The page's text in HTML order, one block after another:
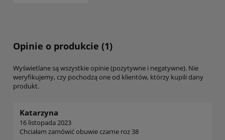
Opinie o produkcie (1)
Wyświetlane są wszystkie opinie (pozytywne i negatywne). Nie
weryfikujemy, czy pochodzą one od klientów, którzy kupili dany
produkt.
Katarzyna
16 listopada 2023
Chciałam zamówić obuwie czarne roz 38